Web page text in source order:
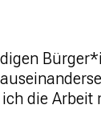
die Arbeit